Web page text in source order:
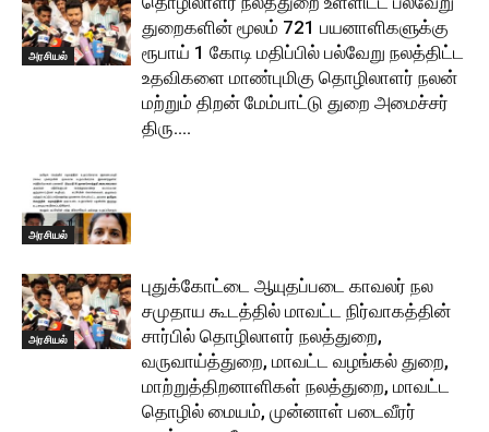
அரசியல்
துறைகளின் மூலம் 721 பயனாளிகளுக்கு
ரூபாய் 1 கோடி மதிப்பில் பல்வேறு நலத்திட்ட
உதவிகளை மாண்புமிகு தொழிலாளர் நலன்
மற்றும் திறன் மேம்பாட்டு துறை அமைச்சர்
திரு....
அரசியல்
அரசியல்
புதுக்கோட்டை ஆயுதப்படை காவலர் நல
சமுதாய கூடத்தில் மாவட்ட நிர்வாகத்தின்
சார்பில் தொழிலாளர் நலத்துறை,
வருவாய்த்துறை, மாவட்ட வழங்கல் துறை,
மாற்றுத்திறனாளிகள் நலத்துறை, மாவட்ட
தொழில் மையம், முன்னாள் படைவீரர்